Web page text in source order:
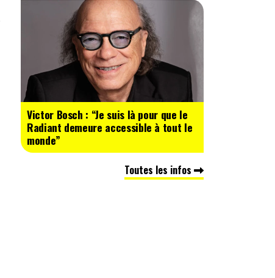
Victor Bosch : “Je suis là pour que le
Radiant demeure accessible à tout le
monde”
Toutes les infos